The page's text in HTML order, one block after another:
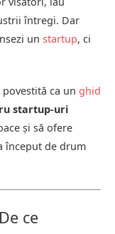
întregi. Dar
un startup, ci
ca un ghid
startup-uri
și să ofere
început de drum
ce